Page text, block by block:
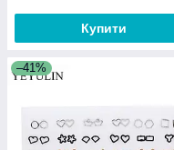
Купити
–41%